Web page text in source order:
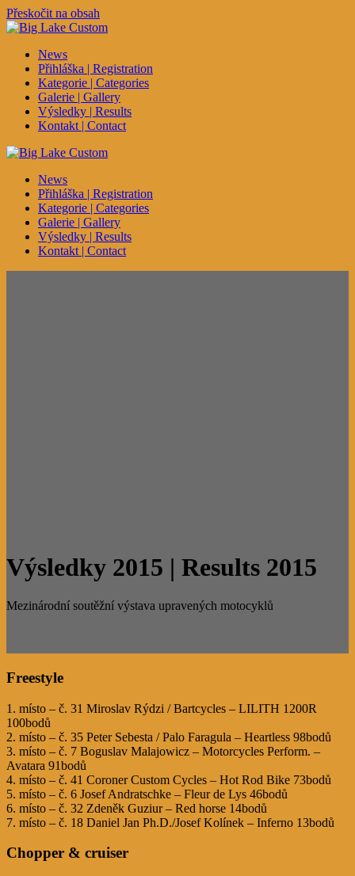
Přeskočit na obsah
News
Přihláška | Registration
Kategorie | Categories
Galerie | Gallery
Výsledky | Results
Kontakt | Contact
News
Přihláška | Registration
Kategorie | Categories
Galerie | Gallery
Výsledky | Results
Kontakt | Contact
Výsledky 2015 | Results 2015
Mezinárodní soutěžní výstava upravených motocyklů
Freestyle
1. místo – č. 31 Miroslav Rýdzi / Bartcycles – LILITH 1200R
100bodů
2. místo – č. 35 Peter Sebesta / Palo Faragula – Heartless 98bodů
3. místo – č. 7 Boguslav Malajowicz – Motorcycles Perform. –
Avatara 91bodů
4. místo – č. 41 Coroner Custom Cycles – Hot Rod Bike 73bodů
5. místo – č. 6 Josef Andratschke – Fleur de Lys 46bodů
6. místo – č. 32 Zdeněk Guziur – Red horse 14bodů
7. místo – č. 18 Daniel Jan Ph.D./Josef Kolínek – Inferno 13bodů
Chopper & cruiser